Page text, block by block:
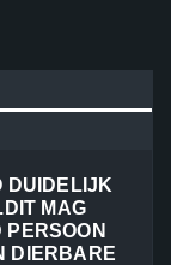
DUIDELIJK
MAG
PERSOON
DIERBARE